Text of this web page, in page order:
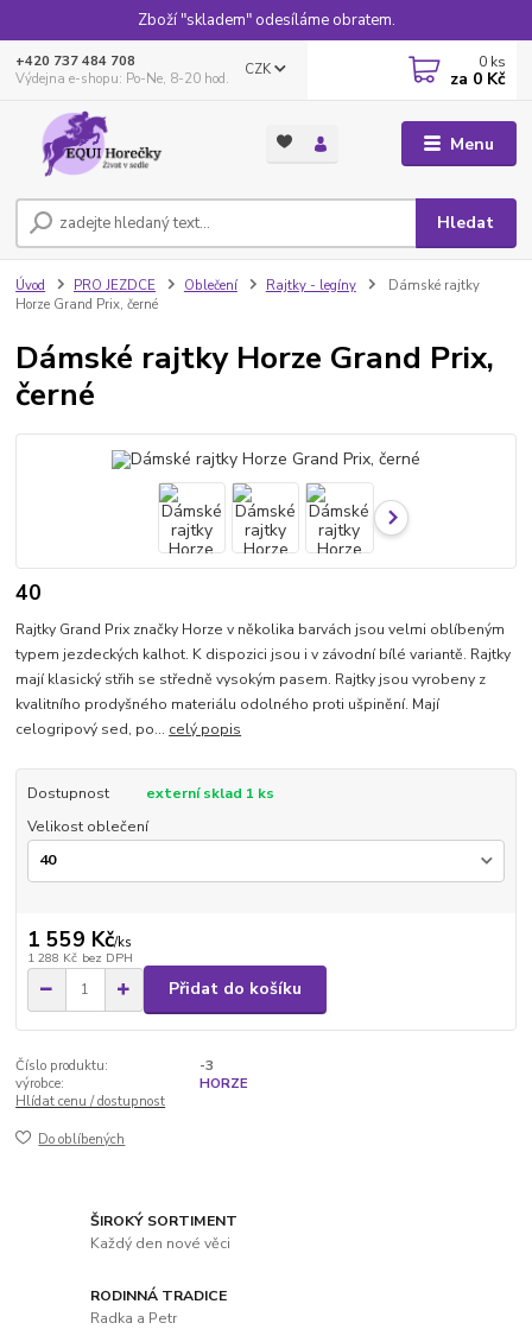
Zboží "skladem" odesíláme obratem.
Menu
CZK
Hledat
+420 737 484 708
Výdejna e-shopu: Po-Ne, 8-20 hod.
0 ks
za 0 Kč
Úvod PRO JEZDCE Oblečení Rajtky - legíny
Dámské rajtky
Horze Grand Prix, černé
Dámské rajtky Horze Grand Prix,
černé
40
Rajtky Grand Prix značky Horze v několika barvách jsou velmi oblíbeným
typem jezdeckých kalhot. K dispozici jsou i v závodní bílé variantě. Rajtky
mají klasický střih se středně vysokým pasem. Rajtky jsou vyrobeny z
kvalitního prodyšného materiálu odolného proti ušpinění. Mají
celogripový sed, po... celý popis
Dostupnost
externí sklad 1 ks
Velikost oblečení
1 559 Kč/ks
1 288 Kč bez DPH
Přidat do košíku
Číslo produktu:
-3
výrobce:
HORZE
Hlídat cenu / dostupnost
Do oblíbených
ŠIROKÝ SORTIMENT
Každý den nové věci
RODINNÁ TRADICE
Radka a Petr